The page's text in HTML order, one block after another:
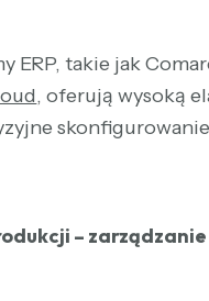
ERP, takie jak
, oferują wysoką
–